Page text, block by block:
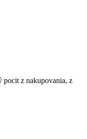
z nakupovania, z